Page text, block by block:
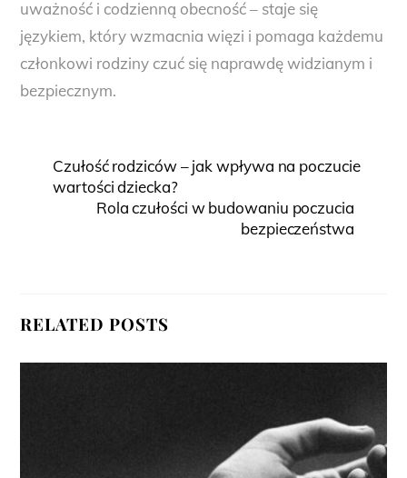
uważność i codzienną obecność – staje się
językiem, który wzmacnia więzi i pomaga każdemu
członkowi rodziny czuć się naprawdę widzianym i
bezpiecznym.
Czułość rodziców – jak wpływa na poczucie
wartości dziecka?
Rola czułości w budowaniu poczucia
bezpieczeństwa
RELATED POSTS